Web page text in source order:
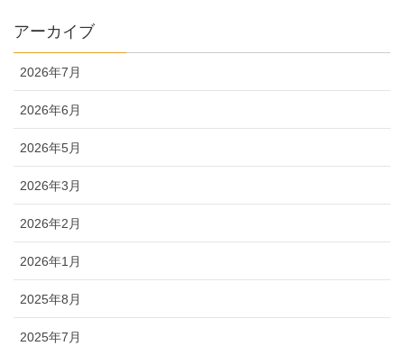
アーカイブ
2026年7月
2026年6月
2026年5月
2026年3月
2026年2月
2026年1月
2025年8月
2025年7月